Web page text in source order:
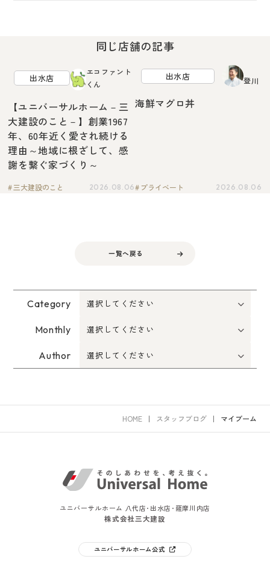
同じ店舗の記事
出水店
エコファント
くん
【ユニバーサルホーム－三
大建設のこと－】創業1967
年、60年近く愛され続ける
理由～地域に根ざして、感
謝を繋ぐ家づくり～
三大建設のこと 2026.08.06
出水店 登川
海鮮マグロ丼
プライベート 2026.08.06
一覧へ戻る
Category
Monthly
Author
HOME スタッフブログ マイブーム
ユニバーサルホーム 八代店･出水店･薩摩川内店
株式会社三大建設
ユニバーサルホーム公式